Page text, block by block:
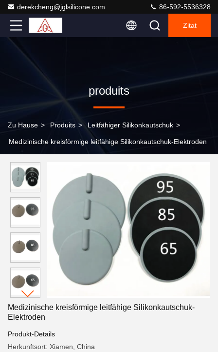
derekcheng@jglsilicone.com 86-592-5536328
Zitat
produits
Zu Hause > Produits > Leitfähiger Silikonkautschuk >
Medizinische kreisförmige leitfähige Silikonkautschuk-Elektroden
Medizinische kreisförmige leitfähige Silikonkautschuk-
Elektroden
Produkt-Details
Herkunftsort: Xiamen, China